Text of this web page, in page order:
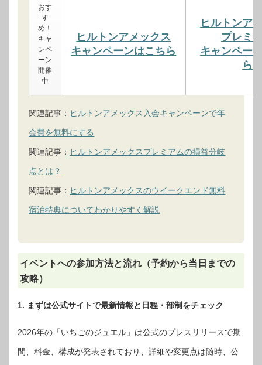
おす
す
め！
キャ
ンペ
ーン
開催
中
ヒルトンアメックス
キャンペーンはこちら
ヒルトンア
プレミ
キャンペー
ら
関連記事： ヒルトンアメックス入会キャンペーンで年
会費を無料にする
関連記事： ヒルトンアメックスプレミアムの損益分岐
点とは？
関連記事： ヒルトンアメックスのウイークエンド無料
宿泊特典についてわかりやすく解説
イベントへの参加方法と流れ（予約から当日までの
攻略）
1. まずは公式サイトで最新情報と日程・部制をチェック
2026年の「いちごのジュエル」は公式のプレスリリースで期
間、料金、構成が発表されており、詳細や変更点は随時、公